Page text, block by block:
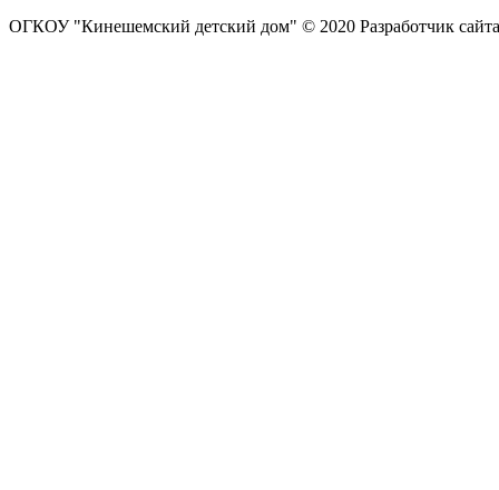
ОГКОУ "Кинешемский детский дом" © 2020 Разработчик